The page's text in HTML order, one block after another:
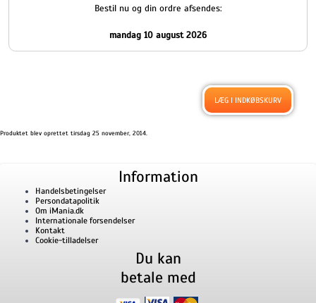
Bestil nu og din ordre afsendes:
mandag 10 august 2026
Produktet blev oprettet tirsdag 25 november, 2014.
Information
Handelsbetingelser
Persondatapolitik
Om iMania.dk
Internationale forsendelser
Kontakt
Cookie-tilladelser
Du kan
betale med